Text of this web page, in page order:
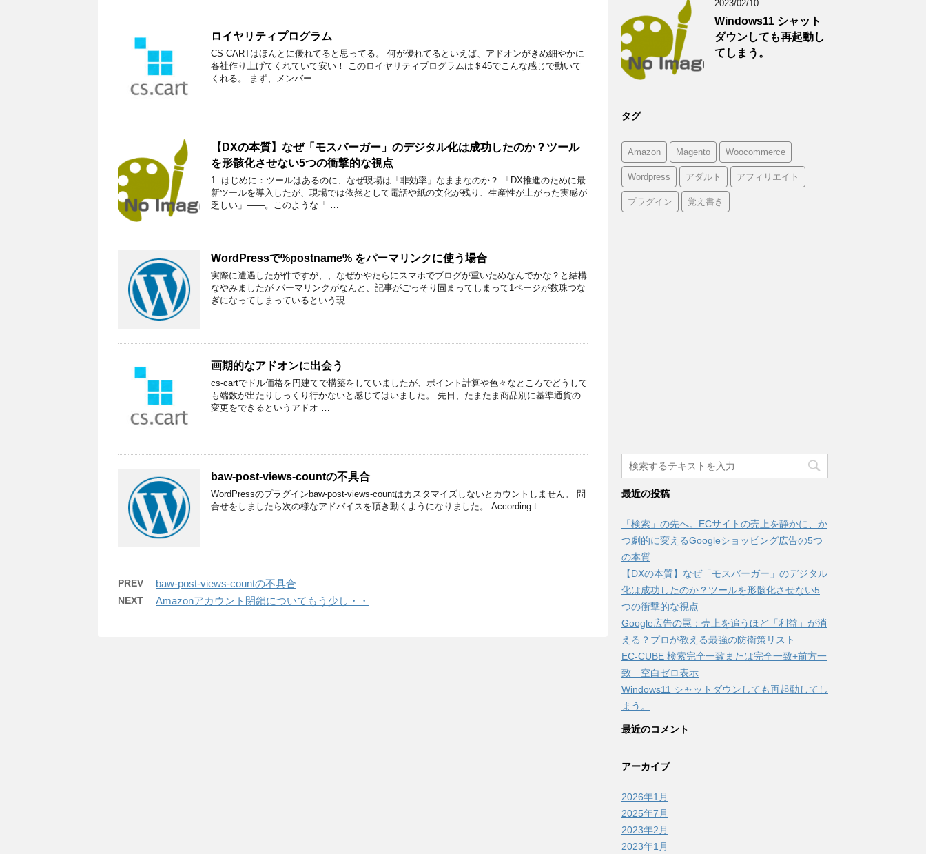
ロイヤリティプログラム
CS-CARTはほんとに優れてると思ってる。 何が優れてるといえば、アドオンがきめ細やかに
各社作り上げてくれていて安い！ このロイヤリティプログラムは＄45でこんな感じで動いて
くれる。 まず、メンバー …
【DXの本質】なぜ「モスバーガー」のデジタル化は成功したのか？ツール
を形骸化させない5つの衝撃的な視点
1. はじめに：ツールはあるのに、なぜ現場は「非効率」なままなのか？ 「DX推進のために最
新ツールを導入したが、現場では依然として電話や紙の文化が残り、生産性が上がった実感が
乏しい」――。このような「 …
WordPressで%postname% をパーマリンクに使う場合
実際に遭遇したが件ですが、、なぜかやたらにスマホでブログが重いためなんでかな？と結構
なやみましたが パーマリンクがなんと、記事がごっそり固まってしまって1ページが数珠つな
ぎになってしまっているという現 …
画期的なアドオンに出会う
cs-cartでドル価格を円建てで構築をしていましたが、ポイント計算や色々なところでどうして
も端数が出たりしっくり行かないと感じてはいました。 先日、たまたま商品別に基準通貨の
変更をできるというアドオ …
baw-post-views-countの不具合
WordPressのプラグインbaw-post-views-countはカスタマイズしないとカウントしません。 問
合せをしましたら次の様なアドバイスを頂き動くようになりました。 According t …
PREV baw-post-views-countの不具合
NEXT Amazonアカウント閉鎖についてもう少し・・
2023/02/10
Windows11 シャット
ダウンしても再起動し
てしまう。
タグ
Amazon Magento Woocommerce
Wordpress アダルト アフィリエイト
プラグイン 覚え書き
最近の投稿
「検索」の先へ。ECサイトの売上を静かに、か
つ劇的に変えるGoogleショッピング広告の5つ
の本質
【DXの本質】なぜ「モスバーガー」のデジタル
化は成功したのか？ツールを形骸化させない5
つの衝撃的な視点
Google広告の罠：売上を追うほど「利益」が消
える？プロが教える最強の防衛策リスト
EC-CUBE 検索完全一致または完全一致+前方一
致 空白ゼロ表示
Windows11 シャットダウンしても再起動してし
まう。
最近のコメント
アーカイブ
2026年1月
2025年7月
2023年2月
2023年1月